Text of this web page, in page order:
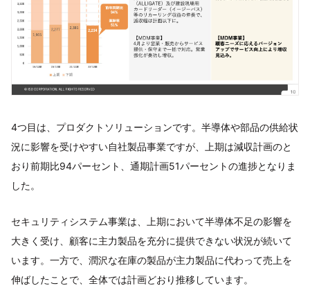
4つ目は、プロダクトソリューションです。半導体や部品の供給状
況に影響を受けやすい自社製品事業ですが、上期は減収計画のと
おり前期比94パーセント、通期計画51パーセントの進捗となりま
した。
セキュリティシステム事業は、上期において半導体不足の影響を
大きく受け、顧客に主力製品を充分に提供できない状況が続いて
います。一方で、潤沢な在庫の製品が主力製品に代わって売上を
伸ばしたことで、全体では計画どおり推移しています。